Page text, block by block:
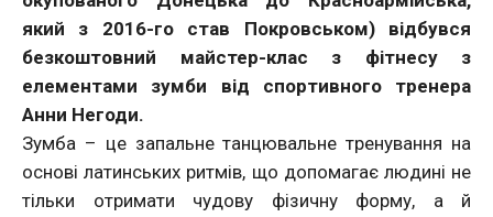
який з 2016-го став Покровськом) відбувся
безкоштовний майстер-клас з фітнесу з
елементами зумби від спортивного тренера
Анни Негоди.
Зумба – це запальне танцювальне тренування на
основі латинських ритмів, що допомагає людині не
тільки отримати чудову фізичну форму, а й